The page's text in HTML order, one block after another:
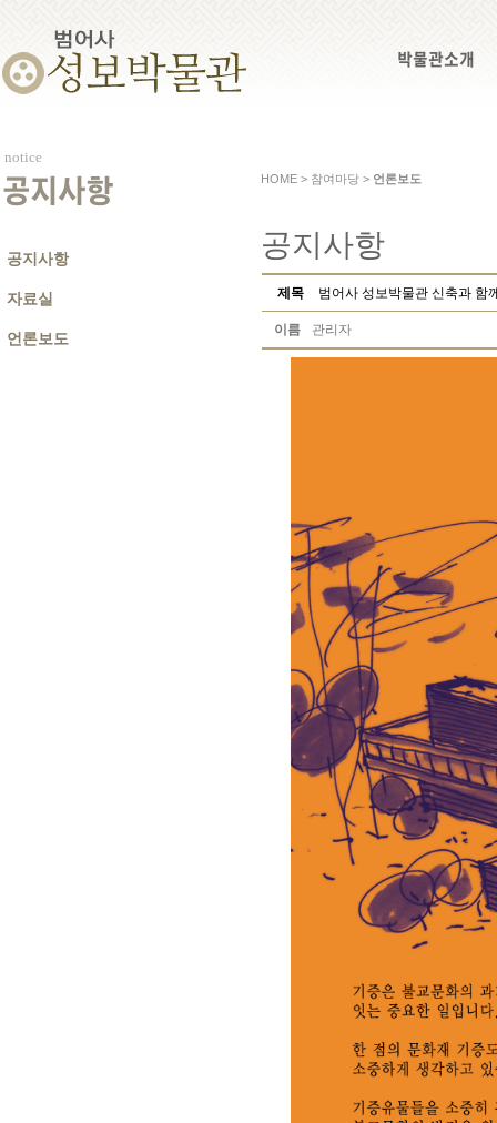
박물관소개
notice
공지사항
공지사항
자료실
언론보도
HOME > 참여마당 > 언론보도
공지사항
제목 범어사 성보박물관 신축과 함
이름 관리자